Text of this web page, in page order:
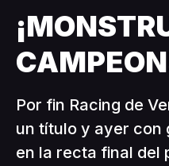
Por fin Racing de
un título y ayer con
en la recta final del